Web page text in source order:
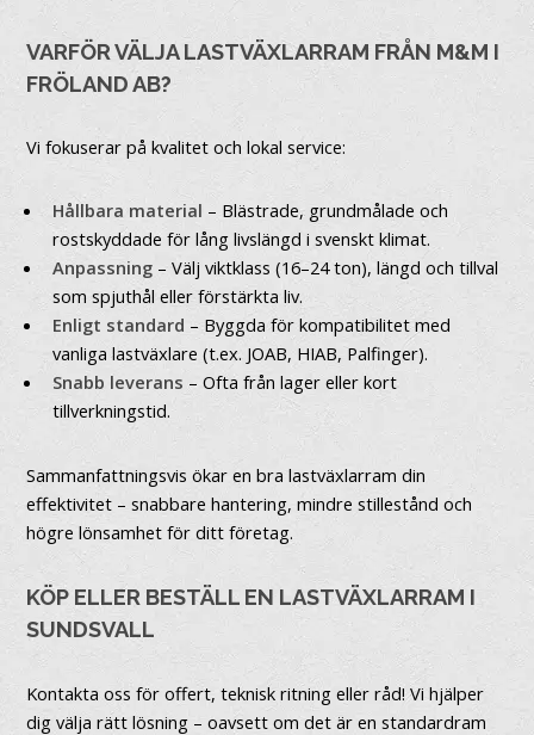
VARFÖR VÄLJA LASTVÄXLARRAM FRÅN M&M I
FRÖLAND AB?
Vi fokuserar på kvalitet och lokal service:
Hållbara material – Blästrade, grundmålade och
rostskyddade för lång livslängd i svenskt klimat.
Anpassning– Välj viktklass (16–24 ton), längd och tillval
som spjuthål eller förstärkta liv.
Enligt standard – Byggda för kompatibilitet med
vanliga lastväxlare (t.ex. JOAB, HIAB, Palfinger).
Snabb leverans – Ofta från lager eller kort
tillverkningstid.
Sammanfattningsvis ökar en bra lastväxlarram din
effektivitet – snabbare hantering, mindre stillestånd och
högre lönsamhet för ditt företag.
KÖP ELLER BESTÄLL EN LASTVÄXLARRAM I
SUNDSVALL
Kontakta oss för offert, teknisk ritning eller råd! Vi hjälper
dig välja rätt lösning – oavsett om det är en standardram